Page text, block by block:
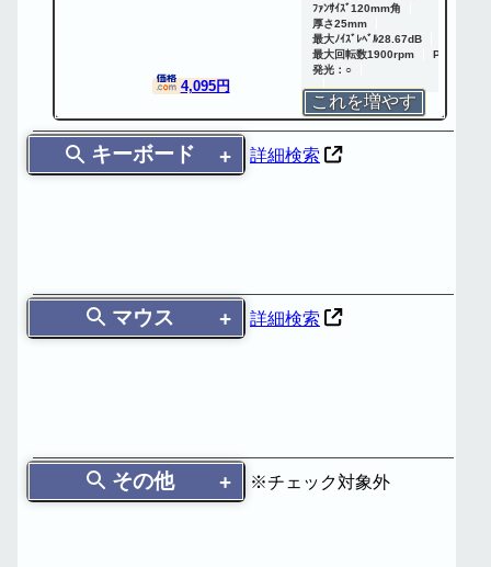
ﾌｧﾝｻｲｽﾞ120mm角
厚さ25mm
最大ﾉｲｽﾞﾚﾍﾞﾙ28.67dB
最大回転数1900rpm
PWM：○
発光：○
これを増やす
4,095円
キーボード 詳細検索
マウス 詳細検索
その他 ※チェック対象外